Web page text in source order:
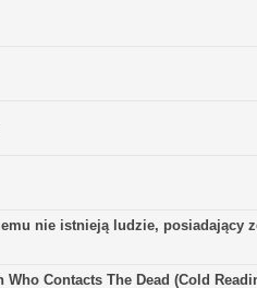
nie istnieją ludzie, posiadający
Who Contacts The Dead (Cold